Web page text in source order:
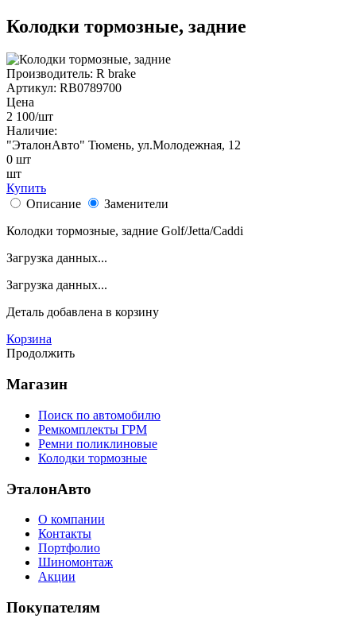
Колодки тормозные, задние
Производитель: R brake
Артикул: RB0789700
Цена
2 100/шт
Наличие:
"ЭталонАвто" Тюмень, ул.Молодежная, 12
0 шт
шт
Купить
Описание
Заменители
Колодки тормозные, задние Golf/Jetta/Caddi
Загрузка данных...
Загрузка данных...
Деталь добавлена в корзину
Корзина
Продолжить
Магазин
Поиск по автомобилю
Ремкомплекты ГРМ
Ремни поликлиновые
Колодки тормозные
ЭталонАвто
О компании
Контакты
Портфолио
Шиномонтаж
Акции
Покупателям